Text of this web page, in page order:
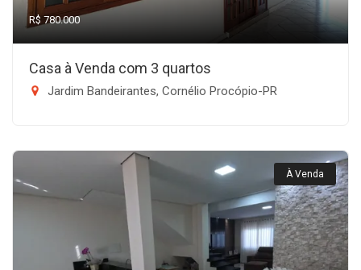
R$ 780.000
Casa à Venda com 3 quartos
Jardim Bandeirantes, Cornélio Procópio-PR
À Venda